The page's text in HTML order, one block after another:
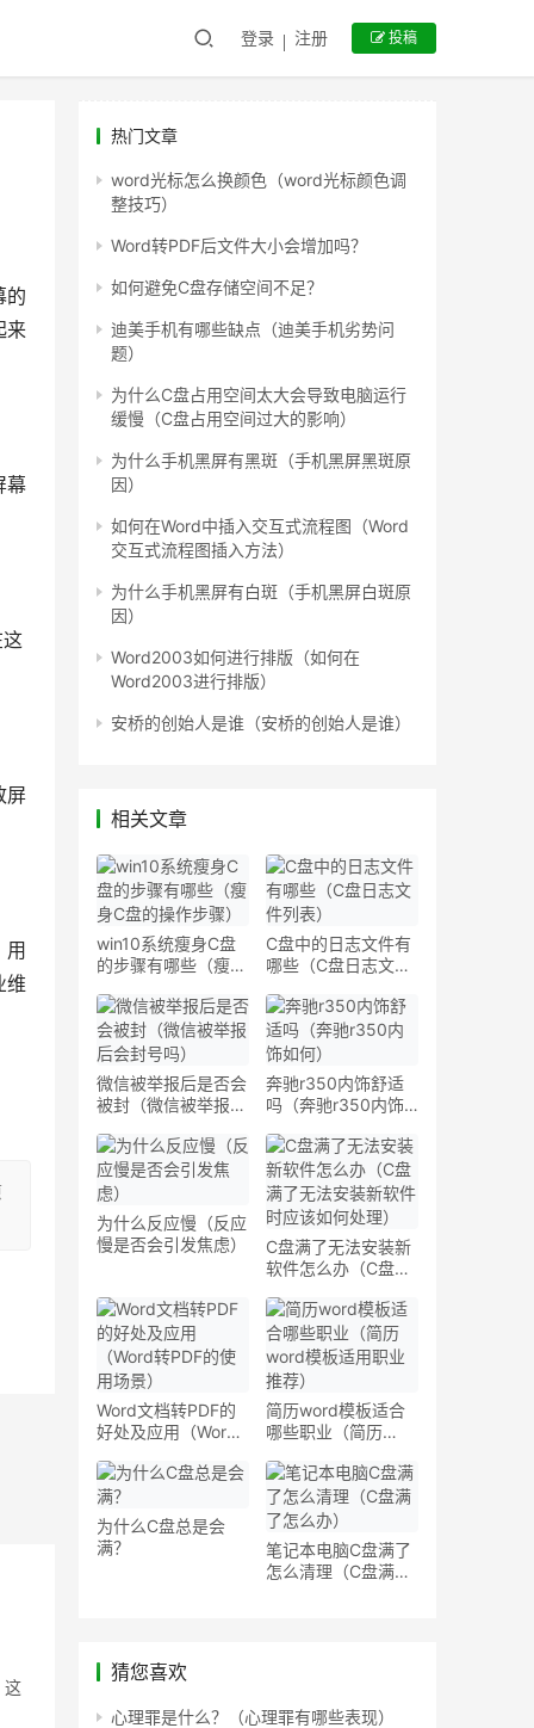
登录 注册 投稿
的
来
幕
屏
维
这
热门文章
word光标怎么换颜色（word光标颜色调
整技巧）
Word转PDF后文件大小会增加吗？
如何避免C盘存储空间不足？
迪美手机有哪些缺点（迪美手机劣势问
题）
为什么C盘占用空间太大会导致电脑运行
缓慢（C盘占用空间过大的影响）
为什么手机黑屏有黑斑（手机黑屏黑斑原
因）
如何在Word中插入交互式流程图（Word
交互式流程图插入方法）
为什么手机黑屏有白斑（手机黑屏白斑原
因）
Word2003如何进行排版（如何在
Word2003进行排版）
安桥的创始人是谁（安桥的创始人是谁）
相关文章
win10系统瘦身C盘
的步骤有哪些（瘦身
C盘中的日志文件有
哪些（C盘日志文件
微信被举报后是否会
被封（微信被举报后
奔驰r350内饰舒适
吗（奔驰r350内饰
为什么反应慢（反应
慢是否会引发焦虑）
C盘满了无法安装新
软件怎么办（C盘满
应该如何处理）
Word文档转PDF的
好处及应用（Word
简历word模板适合
哪些职业（简历
推荐）
为什么C盘总是会
满？
笔记本电脑C盘满了
怎么清理（C盘满了
猜您喜欢
心理罪是什么？（心理罪有哪些表现）